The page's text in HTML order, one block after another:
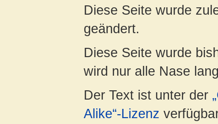
Diese Seite wurde
geändert.
Diese Seite wurde
wird nur alle Nase
Der Text ist unter der
Alike“-Lizenz